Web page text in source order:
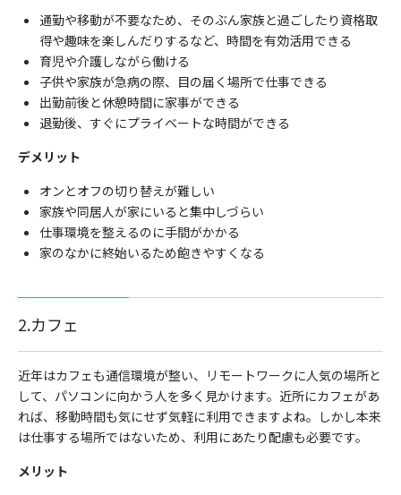
通勤や移動が不要なため、そのぶん家族と過ごしたり資格取
得や趣味を楽しんだりするなど、時間を有効活用できる
育児や介護しながら働ける
子供や家族が急病の際、目の届く場所で仕事できる
出勤前後と休憩時間に家事ができる
退勤後、すぐにプライベートな時間ができる
デメリット
オンとオフの切り替えが難しい
家族や同居人が家にいると集中しづらい
仕事環境を整えるのに手間がかかる
家のなかに終始いるため飽きやすくなる
2.カフェ
近年はカフェも通信環境が整い、リモートワークに人気の場所と
して、パソコンに向かう人を多く見かけます。近所にカフェがあ
れば、移動時間も気にせず気軽に利用できますよね。しかし本来
は仕事する場所ではないため、利用にあたり配慮も必要です。
メリット